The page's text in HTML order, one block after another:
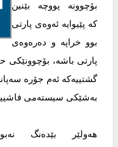
بۆچوونە پووچە بێنین
کە پێیوایە ئەوەی پارتی
بوو خراپە و دەرەوەی
پارتی باشە، بۆچوونێکی
گشتییەکە ئەم جۆرە
بەشێکی سیستەمی
هەولێر بێدەنگ